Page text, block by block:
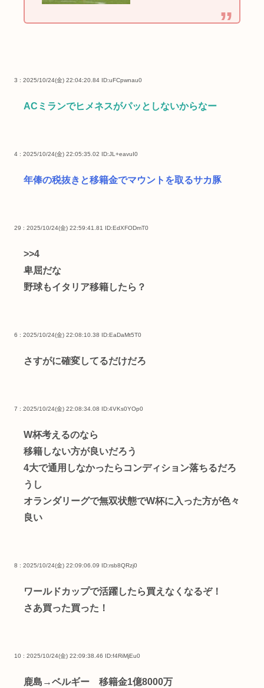
3 : 2025/10/24(金) 22:04:20.84 ID:uFCpwnau0
ACミランでヒメネスがパッとしないからなー
4 : 2025/10/24(金) 22:05:35.02 ID:JL+eavuI0
年俸の税抜きと移籍金でマウントを取るサカ豚
29 : 2025/10/24(金) 22:59:41.81 ID:EdXFODmT0
>>4
卑屈だな
野球もイタリア移籍したら？
6 : 2025/10/24(金) 22:08:10.38 ID:EaDaMt5T0
さすがに確変してるだけだろ
7 : 2025/10/24(金) 22:08:34.08 ID:4VKs0YOp0
W杯考えるのなら
移籍しない方が良いだろう
4大で通用しなかったらコンディション落ちるだろ
うし
オランダリーグで無双状態でW杯に入った方が色々
良い
8 : 2025/10/24(金) 22:09:06.09 ID:rsb8QRzj0
ワールドカップで活躍したら買えなくなるぞ！
さあ買った買った！
10 : 2025/10/24(金) 22:09:38.46 ID:f4RiMjEu0
鹿島→ベルギー 移籍金1億8000万